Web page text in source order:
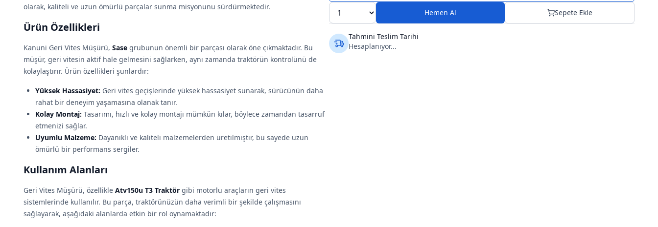
Hemen Al Sepete Ekle
Tahmini Teslim Tarihi
Hesaplanıyor...
olarak, kaliteli ve uzun ömürlü parçalar sunma misyonunu sürdürmektedir.
Ürün Özellikleri
Kanuni Geri Vites Müşürü, Sase grubunun önemli bir parçası olarak öne çıkmaktadır. Bu
müşür, geri vitesin aktif hale gelmesini sağlarken, aynı zamanda traktörün kontrolünü de
kolaylaştırır. Ürün özellikleri şunlardır:
Yüksek Hassasiyet: Geri vites geçişlerinde yüksek hassasiyet sunarak, sürücünün daha
rahat bir deneyim yaşamasına olanak tanır.
Kolay Montaj: Tasarımı, hızlı ve kolay montajı mümkün kılar, böylece zamandan tasarruf
etmenizi sağlar.
Uyumlu Malzeme: Dayanıklı ve kaliteli malzemelerden üretilmiştir, bu sayede uzun
ömürlü bir performans sergiler.
Kullanım Alanları
Geri Vites Müşürü, özellikle Atv150u T3 Traktör gibi motorlu araçların geri vites
sistemlerinde kullanılır. Bu parça, traktörünüzün daha verimli bir şekilde çalışmasını
sağlayarak, aşağıdaki alanlarda etkin bir rol oynamaktadır: